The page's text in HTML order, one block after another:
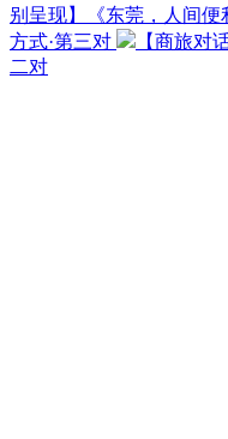
别呈现】《东莞，人间便
方式·第三对
【商旅对
二对